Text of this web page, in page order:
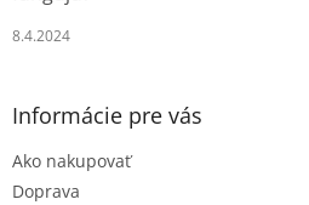
8.4.2024
Informácie pre vás
Ako nakupovať
Doprava